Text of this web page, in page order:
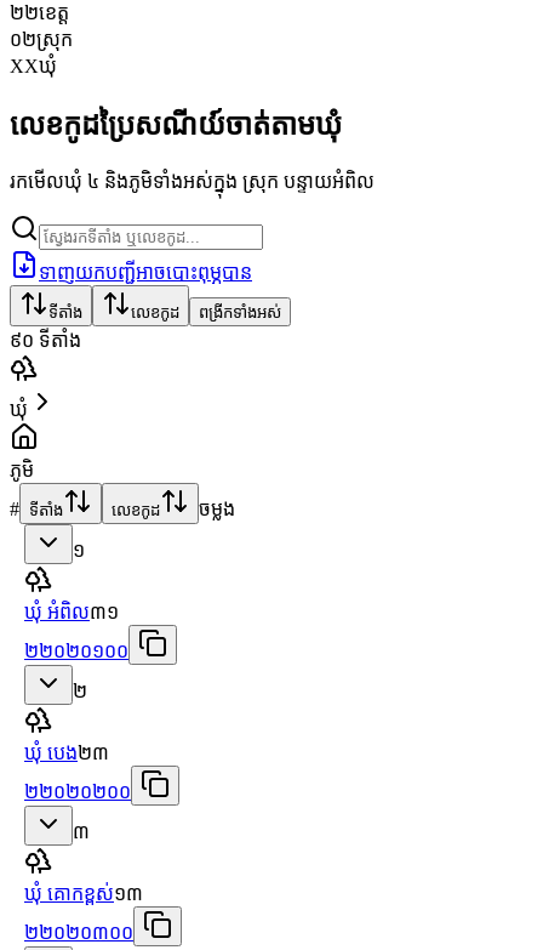
២២ខេត្ត
០២ស្រុក
XXឃុំ
លេខកូដប្រៃសណីយ៍ចាត់តាមឃុំ
រកមើលឃុំ ៤ និងភូមិទាំងអស់ក្នុង ស្រុក បន្ទាយអំពិល
ទាញយកបញ្ជីអាចបោះពុម្ភបាន
ទីតាំង លេខកូដ ពង្រីកទាំងអស់
៩០ ទីតាំង
ឃុំ
ភូមិ
# ទីតាំង លេខកូដ
ចម្លង
១
ឃុំ អំពិល៣១
២២០២០១០០
២
ឃុំ បេង២៣
២២០២០២០០
៣
ឃុំ គោកខ្ពស់១៣
២២០២០៣០០